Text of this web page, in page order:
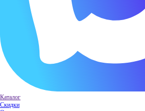
Каталог
Скидки